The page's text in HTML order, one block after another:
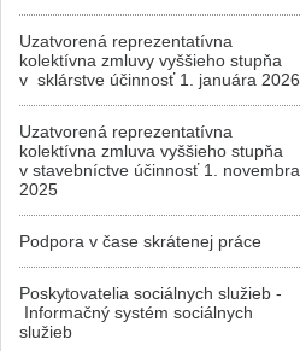
Uzatvorená reprezentatívna
kolektívna zmluvy vyššieho stupňa
v sklárstve účinnosť 1. januára 2026
Uzatvorená reprezentatívna
kolektívna zmluva vyššieho stupňa
v stavebníctve účinnosť 1. novembra
2025
Podpora v čase skrátenej práce
Poskytovatelia sociálnych služieb -
Informačný systém sociálnych
služieb